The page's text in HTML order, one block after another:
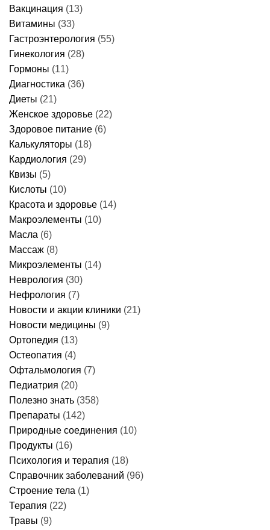
правила
питания
Вакцинация (13)
Витамины (33)
Гастроэнтерология (55)
Гинекология (28)
Гормоны (11)
Диагностика (36)
Диеты (21)
Женское здоровье (22)
Здоровое питание (6)
Калькуляторы (18)
Кардиология (29)
Квизы (5)
Кислоты (10)
Красота и здоровье (14)
Макроэлементы (10)
Масла (6)
Массаж (8)
Микроэлементы (14)
Неврология (30)
Нефрология (7)
Новости и акции клиники (21)
Новости медицины (9)
Ортопедия (13)
Остеопатия (4)
Офтальмология (7)
Педиатрия (20)
Полезно знать (358)
Препараты (142)
Природные соединения (10)
Продукты (16)
Психология и терапия (18)
Справочник заболеваний (96)
Строение тела (1)
Терапия (22)
Травы (9)